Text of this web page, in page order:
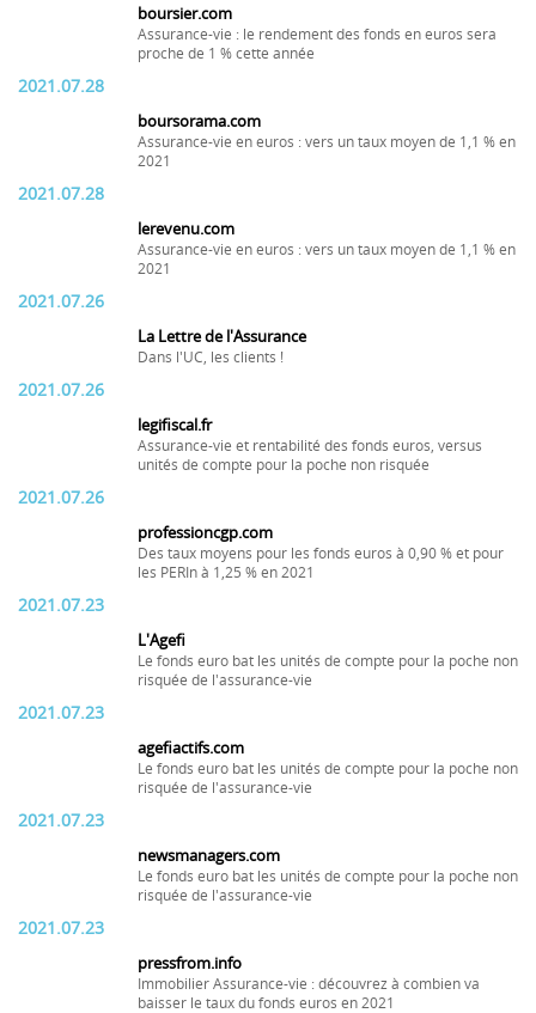
boursier.com
Assurance-vie : le rendement des fonds en euros sera
proche de 1 % cette année
2021.07.28
boursorama.com
Assurance-vie en euros : vers un taux moyen de 1,1 % en
2021
2021.07.28
lerevenu.com
Assurance-vie en euros : vers un taux moyen de 1,1 % en
2021
2021.07.26
La Lettre de l'Assurance
Dans l'UC, les clients !
2021.07.26
legifiscal.fr
Assurance-vie et rentabilité des fonds euros, versus
unités de compte pour la poche non risquée
2021.07.26
professioncgp.com
Des taux moyens pour les fonds euros à 0,90 % et pour
les PERIn à 1,25 % en 2021
2021.07.23
L'Agefi
Le fonds euro bat les unités de compte pour la poche non
risquée de l'assurance-vie
2021.07.23
agefiactifs.com
Le fonds euro bat les unités de compte pour la poche non
risquée de l'assurance-vie
2021.07.23
newsmanagers.com
Le fonds euro bat les unités de compte pour la poche non
risquée de l'assurance-vie
2021.07.23
pressfrom.info
Immobilier Assurance-vie : découvrez à combien va
baisser le taux du fonds euros en 2021